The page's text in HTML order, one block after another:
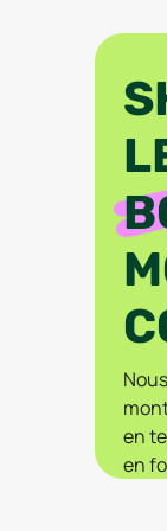
en
en